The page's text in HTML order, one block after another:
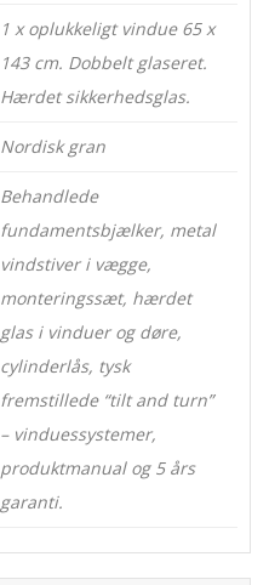
1 x oplukkeligt vindue 65 x
143 cm. Dobbelt glaseret.
Hærdet sikkerhedsglas.
Nordisk gran
Behandlede
fundamentsbjælker, metal
vindstiver i vægge,
monteringssæt, hærdet
glas i vinduer og døre,
cylinderlås, tysk
fremstillede “tilt and turn”
– vinduessystemer,
produktmanual og 5 års
garanti.